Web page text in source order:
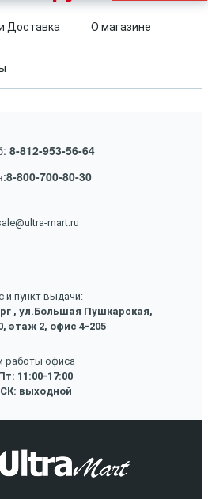
Доставка О магазине
8-812-953-56-64
8-800-700-80-30
mart.ru
и пункт выдачи:
, ул.Большая Пушкарская,
этаж 2, офис 4-205
работы офиса
11:00-17:00
выходной